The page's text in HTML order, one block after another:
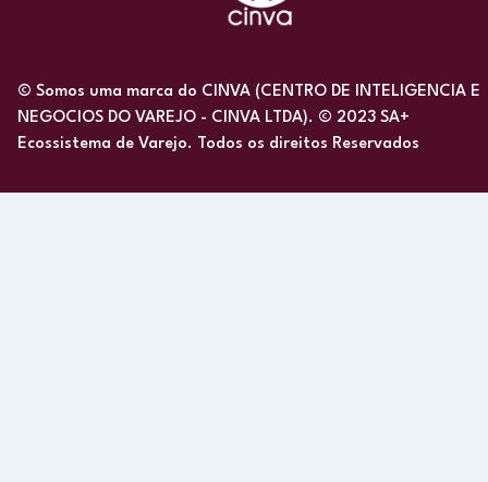
© Somos uma marca do CINVA (CENTRO DE INTELIGENCIA E
NEGOCIOS DO VAREJO - CINVA LTDA). © 2023 SA+
Ecossistema de Varejo. Todos os direitos Reservados